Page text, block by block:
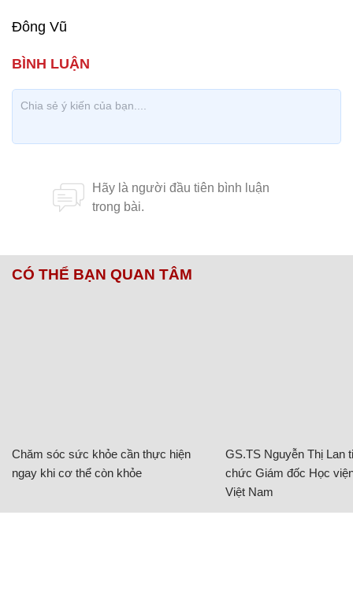
Đông Vũ
CÓ THỂ BẠN QUAN TÂM
Chăm sóc sức khỏe cần thực hiện
ngay khi cơ thể còn khỏe
GS.TS Nguyễn Thị Lan
chức Giám đốc Học
Việt Nam